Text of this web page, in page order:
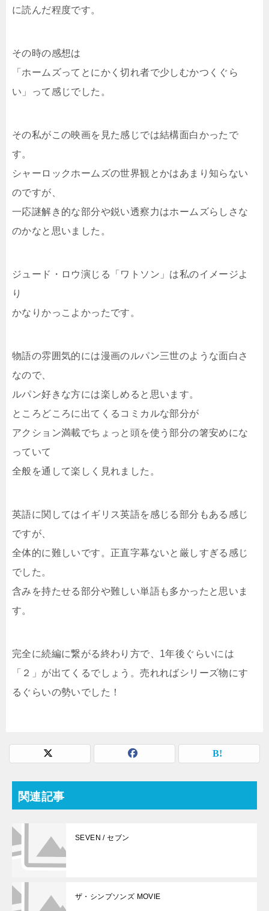
に読んだ程度です。
その時の感想は
「ホームズってとにかく切れ者で少しむかつくぐら
い」って感じでした。
その私がこの映画を見た感じでは結構面白かったで
す。
シャーロックホームズの世界観とかはあまり知らない
のですが、
一応謎解き的な部分や鋭い透察力はホームズらしさな
のかなと思いました。
ジュード・ロウ演じる「ワトソン」は私のイメージよ
り
かなりかっこよかったです。
物語の雰囲気的には漫画のルパン三世のような面白さ
なので、
ルパン好きな方には楽しめると思います。
ところどころに出てくるコミカルな部分が
アクション満載でちょっと頭を使う部分の箸安めにな
っていて
全般を通して楽しく見れました。
英語に関してはイギリス英語を感じる部分もある感じ
ですが、
全体的に難しいです。正直字幕ないと厳しすぎる感じ
でした。
含みを持たせる部分や難しい単語も多かったと思いま
す。
完全に続編に繋がる終わり方で、1年後ぐらいには
「２」が出てくるでしょう。売れればシリーズ物にす
るぐらいの勢いでした！
関連記事
SEVEN / セブン
ザ・シンプソンズ MOVIE